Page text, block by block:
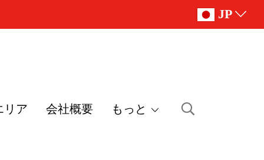
JP
リア 会社概要 もっと